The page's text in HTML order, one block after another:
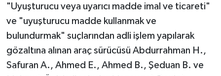
"Uyuşturucu veya uyarıcı madde imal ve ticareti"
ve "uyuşturucu madde kullanmak ve
bulundurmak" suçlarından adli işlem yapılarak
gözaltına alınan araç sürücüsü Abdurrahman H.,
Safuran A., Ahmed E., Ahmed B., Şeduan B. ve